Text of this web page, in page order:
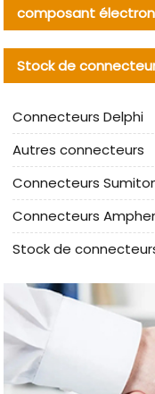
composant
Stock de
Connecteurs Delphi
Autres connecteurs
Connecteurs
Connecteurs
Stock de